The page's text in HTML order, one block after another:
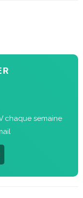
chaque semaine